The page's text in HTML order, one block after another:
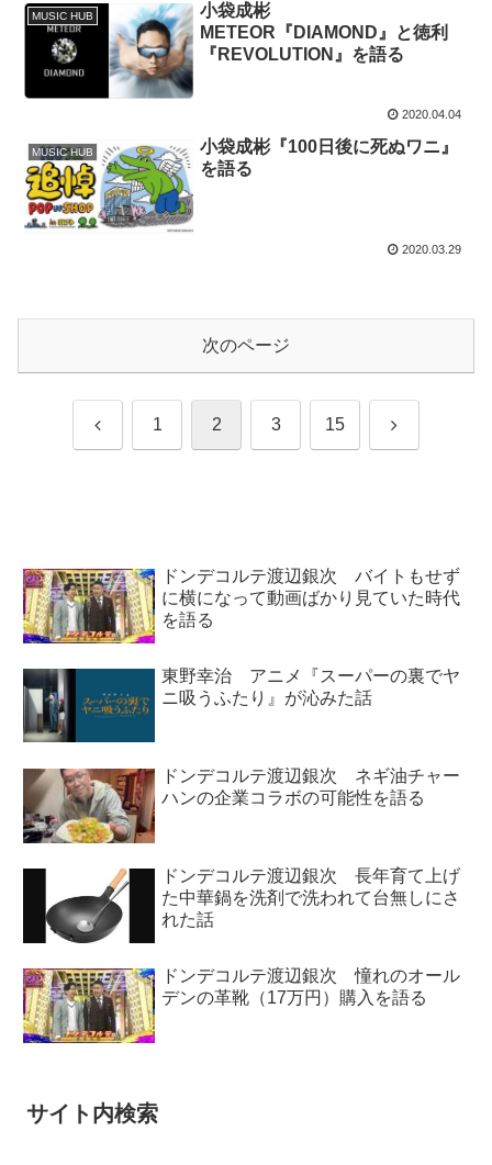
MUSIC HUB
小袋成彬
METEOR『DIAMOND』と徳利
『REVOLUTION』を語る
2020.04.04
MUSIC HUB
小袋成彬『100日後に死ぬワニ』
を語る
2020.03.29
次のページ
前 1 2 3 15 次
ドンデコルテ渡辺銀次 バイトもせず
に横になって動画ばかり見ていた時代
を語る
東野幸治 アニメ『スーパーの裏でヤ
ニ吸うふたり』が沁みた話
ドンデコルテ渡辺銀次 ネギ油チャー
ハンの企業コラボの可能性を語る
ドンデコルテ渡辺銀次 長年育て上げ
た中華鍋を洗剤で洗われて台無しにさ
れた話
ドンデコルテ渡辺銀次 憧れのオール
デンの革靴（17万円）購入を語る
サイト内検索